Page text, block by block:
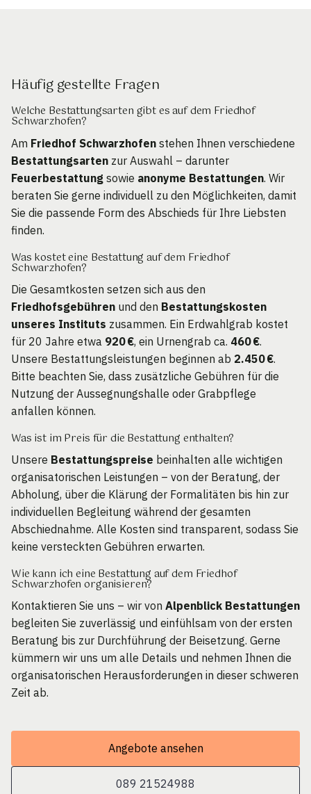
Häufig gestellte Fragen
Welche Bestattungsarten gibt es auf dem Friedhof
Schwarzhofen?
Am Friedhof Schwarzhofen stehen Ihnen verschiedene
Bestattungsarten zur Auswahl – darunter
Feuerbestattung sowie anonyme Bestattungen. Wir
beraten Sie gerne individuell zu den Möglichkeiten, damit
Sie die passende Form des Abschieds für Ihre Liebsten
finden.
Was kostet eine Bestattung auf dem Friedhof
Schwarzhofen?
Die Gesamtkosten setzen sich aus den
Friedhofsgebühren und den Bestattungskosten
unseres Instituts zusammen. Ein Erdwahlgrab kostet
für 20 Jahre etwa 920 €, ein Urnengrab ca. 460 €.
Unsere Bestattungsleistungen beginnen ab 2.450 €.
Bitte beachten Sie, dass zusätzliche Gebühren für die
Nutzung der Aussegnungshalle oder Grabpflege
anfallen können.
Was ist im Preis für die Bestattung enthalten?
Unsere Bestattungspreise beinhalten alle wichtigen
organisatorischen Leistungen – von der Beratung, der
Abholung, über die Klärung der Formalitäten bis hin zur
individuellen Begleitung während der gesamten
Abschiednahme. Alle Kosten sind transparent, sodass Sie
keine versteckten Gebühren erwarten.
Wie kann ich eine Bestattung auf dem Friedhof
Schwarzhofen organisieren?
Kontaktieren Sie uns – wir von Alpenblick Bestattungen
begleiten Sie zuverlässig und einfühlsam von der ersten
Beratung bis zur Durchführung der Beisetzung. Gerne
kümmern wir uns um alle Details und nehmen Ihnen die
organisatorischen Herausforderungen in dieser schweren
Zeit ab.
Angebote ansehen
089 21524988